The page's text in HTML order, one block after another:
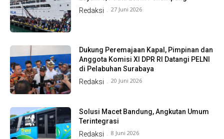
Redaksi - 27 Juni 2026
Dukung Peremajaan Kapal, Pimpinan dan
Anggota Komisi XI DPR RI Datangi PELNI
di Pelabuhan Surabaya
Redaksi - 20 Juni 2026
Solusi Macet Bandung, Angkutan Umum
Terintegrasi
Redaksi - 8 Juni 2026